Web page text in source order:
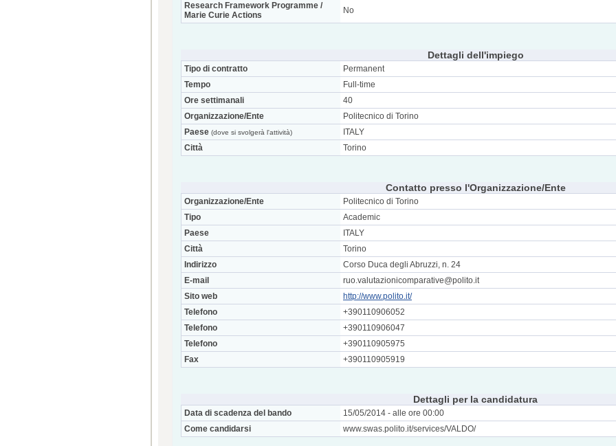
Research Framework Programme /
Marie Curie Actions
No
Dettagli dell'impiego
Tipo di contratto
Permanent
Tempo
Full-time
Ore settimanali
40
Organizzazione/Ente
Politecnico di Torino
Paese (dove si svolgerà l'attività)
ITALY
Città
Torino
Contatto presso l'Organizzazione/Ente
Organizzazione/Ente
Politecnico di Torino
Tipo
Academic
Paese
ITALY
Città
Torino
Indirizzo
Corso Duca degli Abruzzi, n. 24
E-mail
ruo.valutazionicomparative@polito.it
Sito web
http://www.polito.it/
Telefono
+390110906052
Telefono
+390110906047
Telefono
+390110905975
Fax
+390110905919
Dettagli per la candidatura
Data di scadenza del bando
15/05/2014 - alle ore 00:00
Come candidarsi
www.swas.polito.it/services/VALDO/